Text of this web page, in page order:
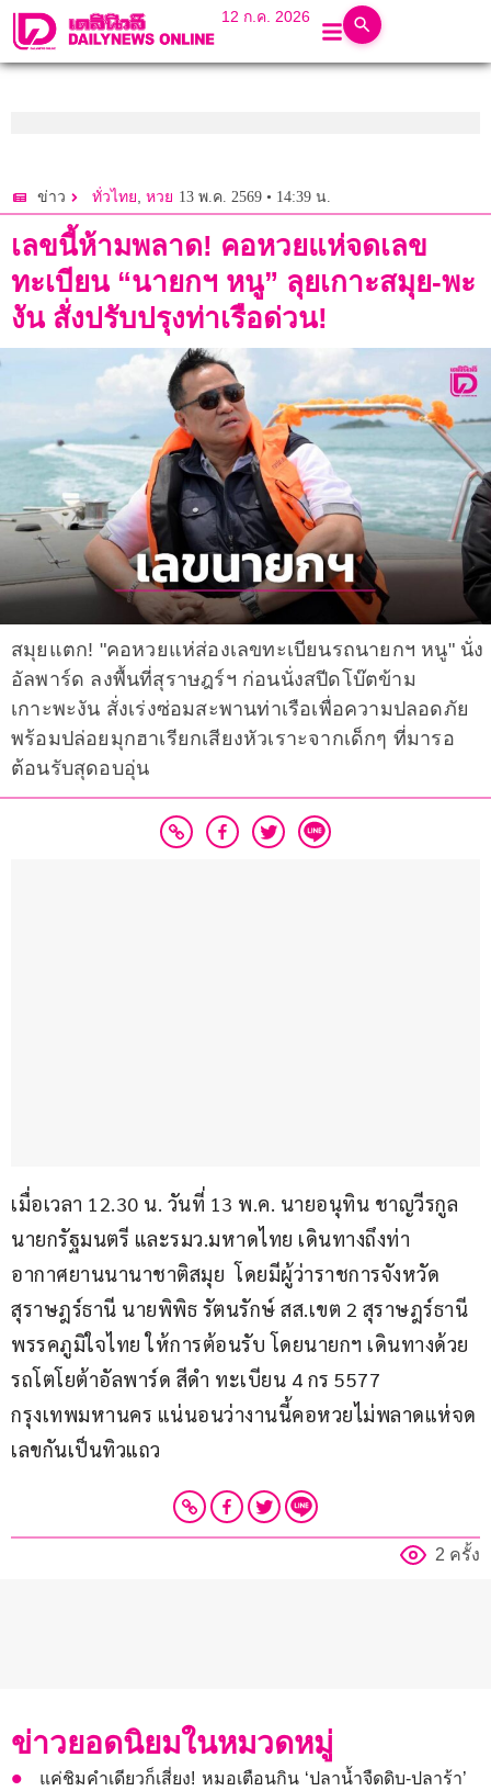
12 ก.ค. 2026
ข่าว ทั่วไทย, หวย 13 พ.ค. 2569 • 14:39 น.
เลขนี้ห้ามพลาด! คอหวยแห่จดเลข
ทะเบียน “นายกฯ หนู” ลุยเกาะสมุย-พะ
งัน สั่งปรับปรุงท่าเรือด่วน!
สมุยแตก! "คอหวยแห่ส่องเลขทะเบียนรถนายกฯ หนู" นั่ง
อัลพาร์ด ลงพื้นที่สุราษฎร์ฯ ก่อนนั่งสปีดโบ๊ตข้าม
เกาะพะงัน สั่งเร่งซ่อมสะพานท่าเรือเพื่อความปลอดภัย
พร้อมปล่อยมุกฮาเรียกเสียงหัวเราะจากเด็กๆ ที่มารอ
ต้อนรับสุดอบอุ่น
เมื่อเวลา 12.30 น. วันที่ 13 พ.ค. นายอนุทิน ชาญวีรกูล
นายกรัฐมนตรี และรมว.มหาดไทย เดินทางถึงท่า
อากาศยานนานาชาติสมุย  โดยมีผู้ว่าราชการจังหวัด
สุราษฎร์ธานี นายพิพิธ รัตนรักษ์ สส.เขต 2 สุราษฎร์ธานี
พรรคภูมิใจไทย ให้การต้อนรับ โดยนายกฯ เดินทางด้วย
รถโตโยต้าอัลพาร์ด สีดำ ทะเบียน 4 กร 5577
กรุงเทพมหานคร แน่นอนว่างานนี้คอหวยไม่พลาดแห่จด
เลขกันเป็นทิวแถว
2 ครั้ง
ข่าวยอดนิยมในหมวดหมู่
แค่ชิมคำเดียวก็เสี่ยง! หมอเตือนกิน ‘ปลาน้ำจืดดิบ-ปลาร้า’